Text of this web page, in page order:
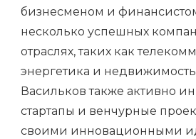
бизнесменом и
несколько успешных
отраслях, таких как
энергетика и
Васильков также активно
стартапы и венчурные
своими инновационными